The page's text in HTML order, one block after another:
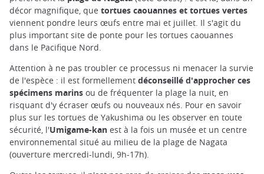
décor magnifique, que tortues caouannes et tortues vertes
viennent pondre leurs œufs entre mai et juillet. Il s'agit du
plus important site de ponte pour les tortues caouannes
dans le Pacifique Nord.
Attention à ne pas troubler ce processus ni menacer la survie
de l'espèce : il est formellement déconseillé d'approcher ces
spécimens marins ou de fréquenter la plage la nuit, en
risquant d'y écraser œufs ou nouveaux nés. Pour en savoir
plus sur les tortues de Yakushima ou les observer en toute
sécurité, l'Umigame-kan est à la fois un musée et un centre
environnemental situé au milieu de la plage de Nagata
(ouverture mercredi-lundi, 9h-17h).